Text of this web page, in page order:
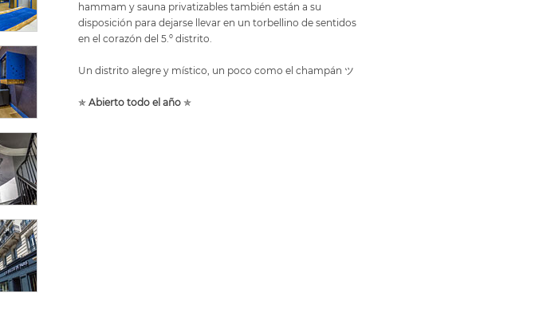
hammam y sauna privatizables también están a su
disposición para dejarse llevar en un torbellino de sentidos
en el corazón del 5.º distrito.
Un distrito alegre y místico, un poco como el champán ツ
✯ Abierto todo el año ✯